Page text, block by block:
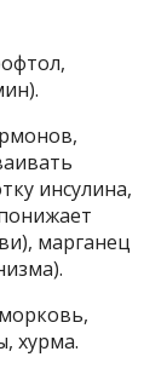
инсулина,
марганец
хурма.